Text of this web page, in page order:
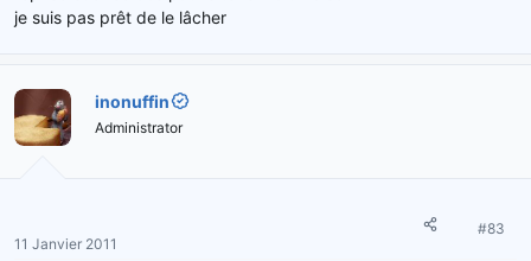
je suis pas prêt de le lâcher
inonuffin
Administrator
11 Janvier 2011
#83